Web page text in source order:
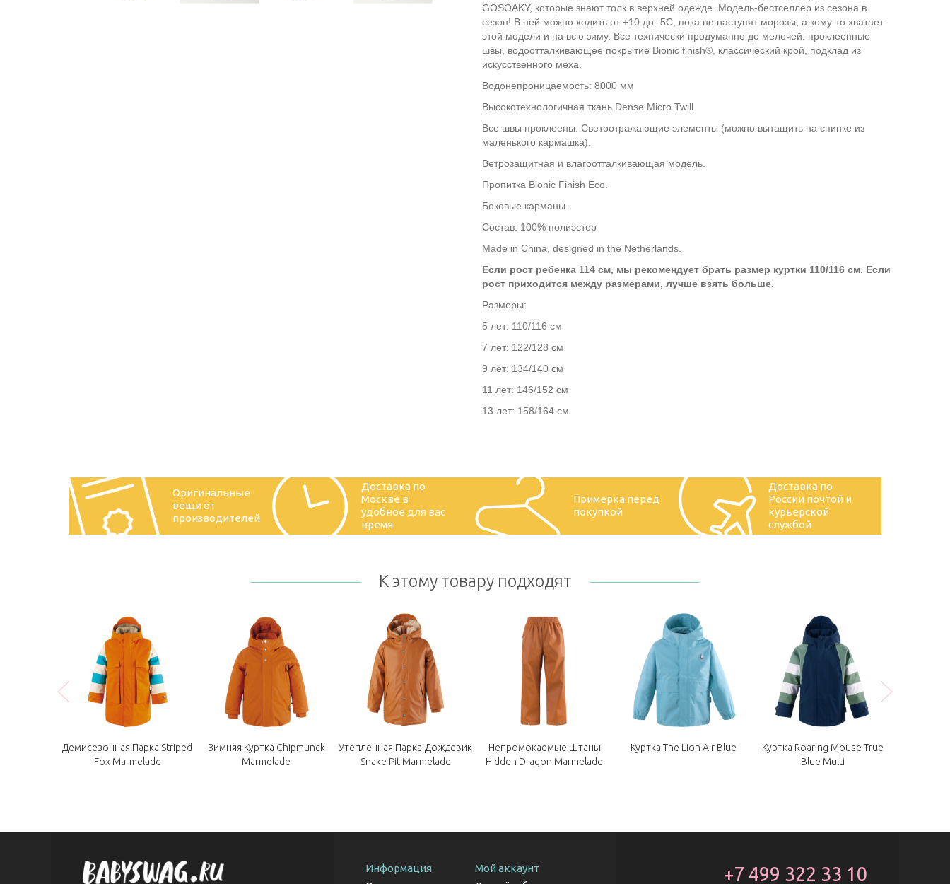
GOSOAKY, которые знают толк в верхней одежде. Модель-бестселлер из сезона в
сезон! В ней можно ходить от +10 до -5С, пока не наступят морозы, а кому-то хватает
этой модели и на всю зиму. Все технически продуманно до мелочей: проклеенные
швы, водоотталкивающее покрытие Bionic finish®, классический крой, подклад из
искусственного меха.
Водонепроницаемость: 8000 мм
Высокотехнологичная ткань Dense Micro Twill.
Все швы проклеены. Светоотражающие элементы (можно вытащить на спинке из
маленького кармашка).
Ветрозащитная и влагоотталкивающая модель.
Пропитка Bionic Finish Eco.
Боковые карманы.
Состав: 100% полиэстер
Made in China, designed in the Netherlands.
Если рост ребенка 114 см, мы рекомендует брать размер куртки 110/116 см. Если
рост приходится между размерами, лучше взять больше.
Размеры:
5 лет: 110/116 см
7 лет: 122/128 см
9 лет: 134/140 см
11 лет: 146/152 см
13 лет: 158/164 см
Оригинальные
вещи от
производителей
Доставка по
Москве в
удобное для вас
время
Примерка перед
покупкой
Доставка по
России почтой и
курьерской
службой
К этому товару подходят
Демисезонная Парка Striped
Fox Marmelade
Зимняя Куртка Chipmunck
Marmelade
Утепленная Парка-Дождевик
Snake Pit Marmelade
Непромокаемые Штаны
Hidden Dragon Marmelade
Куртка The Lion Air Blue
Куртка Roaring Mouse True
Blue Multi
Информация Мой аккаунт +7 499 322 33 10